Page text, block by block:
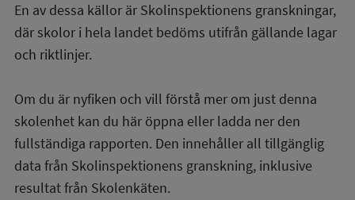
En av dessa källor är Skolinspektionens granskningar,
där skolor i hela landet bedöms utifrån gällande lagar
och riktlinjer.
Om du är nyfiken och vill förstå mer om just denna
skolenhet kan du här öppna eller ladda ner den
fullständiga rapporten. Den innehåller all tillgänglig
data från Skolinspektionens granskning, inklusive
resultat från Skolenkäten.